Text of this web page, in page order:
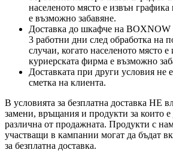
населеното място е извън
е възможно забавяне.
Доставка до шкафче на BOXNOW
3 работни дни след обработка на
случаи, когато населеното място
куриерската фирма е възможно
Доставката при други условия не
сметка на клиента.
В условията за безплатна доставка НЕ
замени, връщания и продукти за които е
различна от продажната. Продукти с
участващи в кампании могат да бъдат
за безплатна доставка.